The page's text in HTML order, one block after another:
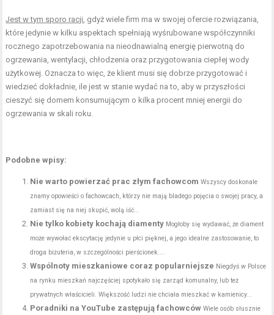
Jest w tym sporo racji, gdyż wiele firm ma w swojej ofercie rozwiązania,
które jedynie w kilku aspektach spełniają wyśrubowane współczynniki
rocznego zapotrzebowania na nieodnawialną energię pierwotną do
ogrzewania, wentylacji, chłodzenia oraz przygotowania ciepłej wody
użytkowej. Oznacza to więc, że klient musi się dobrze przygotować i
wiedzieć dokładnie, ile jest w stanie wydać na to, aby w przyszłości
cieszyć się domem konsumującym o kilka procent mniej energii do
ogrzewania w skali roku.
Podobne wpisy:
Nie warto powierzać prac złym fachowcom Wszyscy doskonale
znamy opowieści o fachowcach, którzy nie mają bladego pojęcia o swojej pracy, a
zamiast się na niej skupić, wolą iść...
Nie tylko kobiety kochają diamenty Mogłoby się wydawać, że diament
może wywołać ekscytację jedynie u płci pięknej, a jego idealne zastosowanie, to
droga biżuteria, w szczególności pierścionek....
Wspólnoty mieszkaniowe coraz popularniejsze Niegdyś w Polsce
na rynku mieszkań najczęściej spotykało się zarząd komunalny, lub też
prywatnych właścicieli. Większość ludzi nie chciała mieszkać w kamienicy...
Poradniki na YouTube zastępują fachowców Wiele osób słusznie